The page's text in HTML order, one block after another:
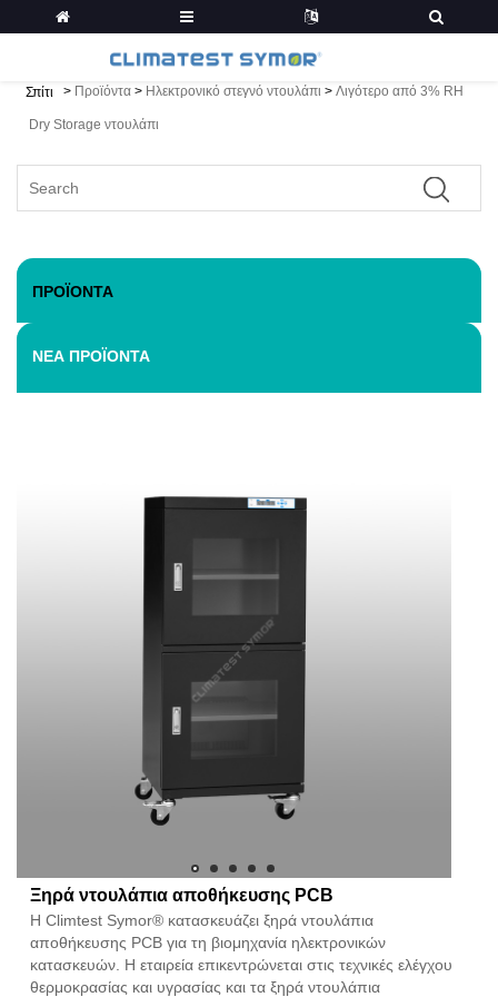
Σπίτι > Προϊόντα > Ηλεκτρονικό στεγνό ντουλάπι > Λιγότερο από 3% RH
Dry Storage ντουλάπι
ΠΡΟΪΌΝΤΑ
ΝΈΑ ΠΡΟΪΌΝΤΑ
Ξηρά ντουλάπια αποθήκευσης PCB
Η Climtest Symor® κατασκευάζει ξηρά ντουλάπια
αποθήκευσης PCB για τη βιομηχανία ηλεκτρονικών
κατασκευών. Η εταιρεία επικεντρώνεται στις τεχνικές ελέγχου
θερμοκρασίας και υγρασίας και τα ξηρά ντουλάπια